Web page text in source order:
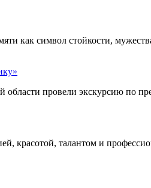
как символ стойкости,
области провели экскурсию по
красотой, талантом и